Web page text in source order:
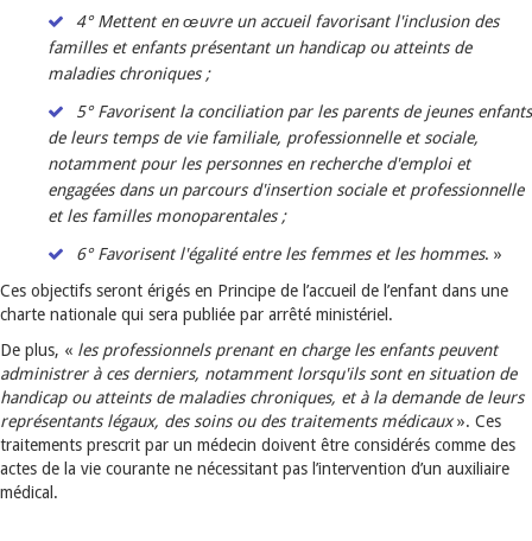
4° Mettent en œuvre un accueil favorisant l'inclusion des
familles et enfants présentant un handicap ou atteints de
maladies chroniques ;
5° Favorisent la conciliation par les parents de jeunes enfants
de leurs temps de vie familiale, professionnelle et sociale,
notamment pour les personnes en recherche d'emploi et
engagées dans un parcours d'insertion sociale et professionnelle
et les familles monoparentales ;
6° Favorisent l'égalité entre les femmes et les hommes. »
Ces objectifs seront érigés en Principe de l’accueil de l’enfant dans une
charte nationale qui sera publiée par arrêté ministériel.
De plus, « les professionnels prenant en charge les enfants peuvent
administrer à ces derniers, notamment lorsqu'ils sont en situation de
handicap ou atteints de maladies chroniques, et à la demande de leurs
représentants légaux, des soins ou des traitements médicaux». Ces
traitements prescrit par un médecin doivent être considérés comme des
actes de la vie courante ne nécessitant pas l’intervention d’un auxiliaire
médical.